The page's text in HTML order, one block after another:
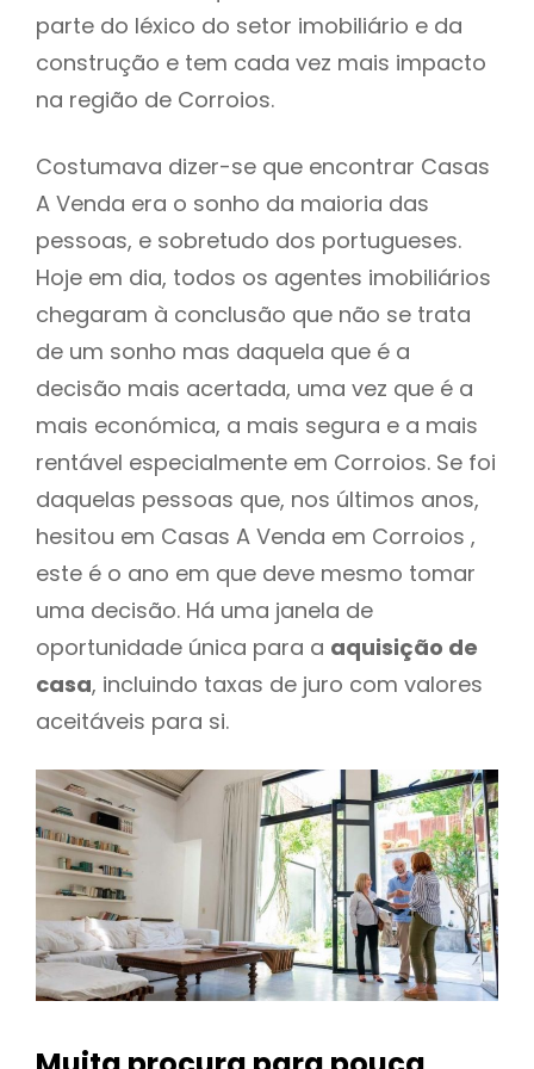
parte do léxico do setor imobiliário e da
construção e tem cada vez mais impacto
na região de Corroios.
Costumava dizer-se que encontrar Casas
A Venda era o sonho da maioria das
pessoas, e sobretudo dos portugueses.
Hoje em dia, todos os agentes imobiliários
chegaram à conclusão que não se trata
de um sonho mas daquela que é a
decisão mais acertada, uma vez que é a
mais económica, a mais segura e a mais
rentável especialmente em Corroios. Se foi
daquelas pessoas que, nos últimos anos,
hesitou em Casas A Venda em Corroios ,
este é o ano em que deve mesmo tomar
uma decisão. Há uma janela de
oportunidade única para a aquisição de
casa, incluindo taxas de juro com valores
aceitáveis para si.